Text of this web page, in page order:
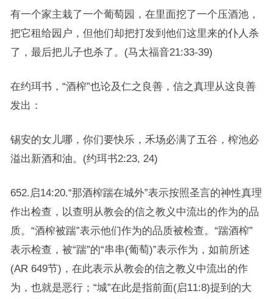
有一个家主栽了一个葡萄园，在里面挖了一个压酒池，
把它租给园户，但他们却把打发到他们这里来的仆人杀
了，最后把儿子也杀了。(马太福音21:33-39)
在约珥书，“酒榨”也论及仁之良善，信之真理从这良善
发出：
锡安的女儿哪，你们要快乐，禾场必满了五谷，榨池必
溢出新酒和油。(约珥书2:23, 24)
652.启14:20.“那酒榨踹在城外”表示按照圣言的神性真理
作出检查，以查明从教会的信之教义中流出的作为的品
质。“酒榨被踹”表示他们作为的品质被检查。“踹酒榨”
表示检查，被“踹”的“串串(葡萄)”表示作为，如前所述
(AR 649节)，在此表示从教会的信之教义中流出的作
为，也就是恶行；“城”在此是指前面(启11:8)提到的大